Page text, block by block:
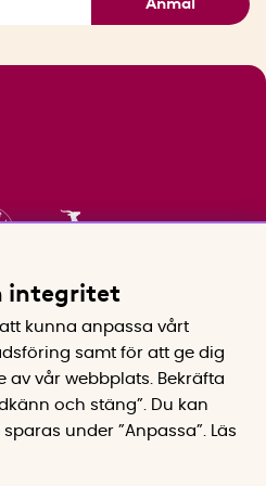
integritet
kunna anpassa vårt
samt för att ge dig
av vår webbplats.
Bekräfta
och stäng”. Du kan
under ”Anpassa”.
Läs